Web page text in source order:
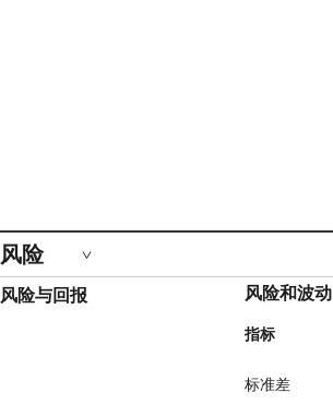
风险
风险与回报 风险和波动
指标
标准差